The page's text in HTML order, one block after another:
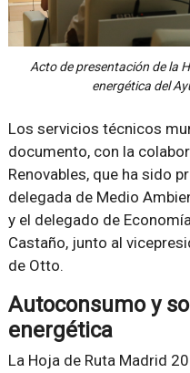
Acto de presentación de la
energética del
Los servicios técnicos
documento, con la
Renovables, que ha sido
delegada de Medio
y el delegado de
Castaño, junto al
de Otto.
Autoconsumo y
energética
La Hoja de Ruta Madrid